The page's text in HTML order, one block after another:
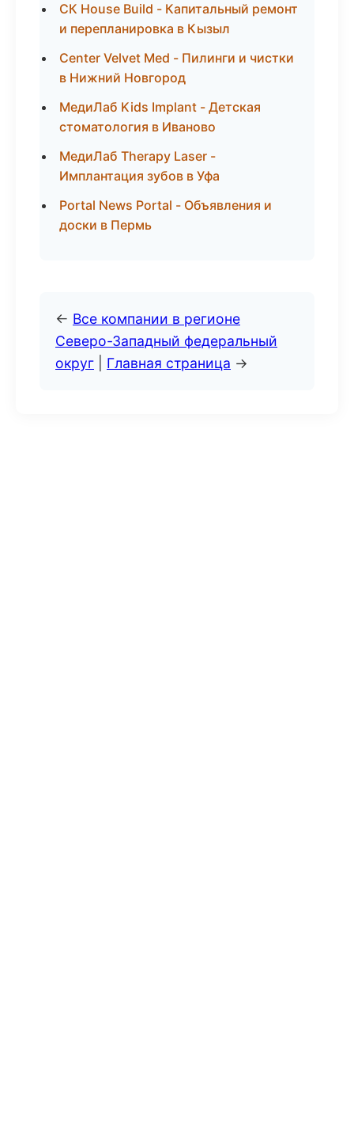
СК House Build - Капитальный ремонт
и перепланировка в Кызыл
Center Velvet Med - Пилинги и чистки
в Нижний Новгород
МедиЛаб Kids Implant - Детская
стоматология в Иваново
МедиЛаб Therapy Laser -
Имплантация зубов в Уфа
Portal News Portal - Объявления и
доски в Пермь
← Все компании в регионе
Северо-Западный федеральный
округ
Главная страница →